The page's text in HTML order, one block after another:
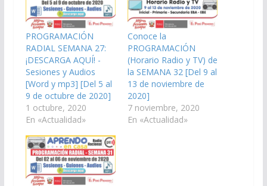
PROGRAMACIÓN
RADIAL SEMANA 27:
¡DESCARGA AQUÍ! -
Sesiones y Audios
[Word y mp3] [Del 5 al
9 de octubre de 2020]
1 octubre, 2020
En «Actualidad»
Conoce la
PROGRAMACIÓN
(Horario Radio y TV) de
la SEMANA 32 [Del 9 al
13 de noviembre de
2020]
7 noviembre, 2020
En «Actualidad»